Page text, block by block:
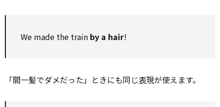
We made the train by a hair!
「間一髪でダメだった」ときにも同じ表現が使えます。